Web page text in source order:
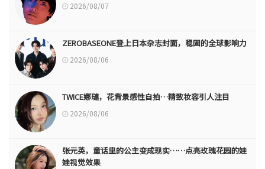
2026/08/07
ZEROBASEONE登上日本杂志封面，稳固的全球影响力
2026/08/06
TWICE娜璉，花背景感性自拍…精致妆容引人注目
2026/08/06
张元英，童话里的公主变成现实……点亮玫瑰花园的娃
娃视觉效果